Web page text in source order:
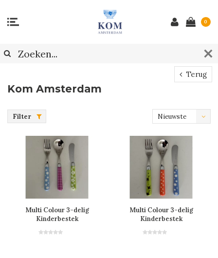
0
Terug
Kom Amsterdam
Filter
Nieuwste
Multi Colour 3-delig
Kinderbestek
Multi Colour 3-delig
Kinderbestek